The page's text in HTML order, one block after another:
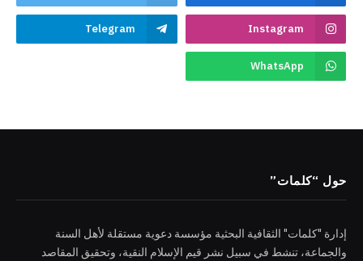
Instagram
Telegram
WhatsApp
حول “كلمات”
إدارة "كلمات" الثقافية البحثية مؤسسة دعوية مستقلة لأهل السنة
والجماعة، تنشط في سبيل نشر قيم الإسلام النقية، وتحقيق المقاصد